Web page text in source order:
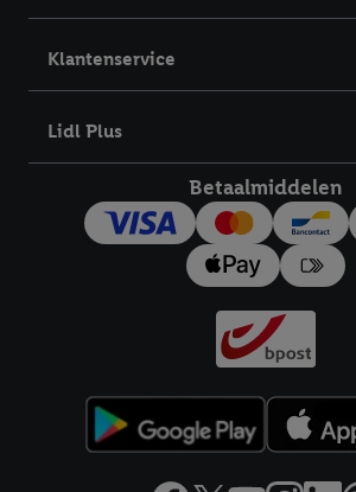
Klantenservice
Lidl Plus
Betaalmiddelen